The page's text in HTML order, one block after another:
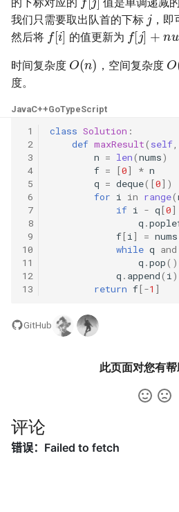
31. 栈的压入、弹出序列
32.2. 从上到下打印二叉树 II
33. 二叉搜索树的后序遍历序
34. 二叉树中和为某一值的路
35. 复杂链表的复制
36. 二叉搜索树与双向链表
37. 序列化二叉树
39. 数组中出现次数超过一半
40. 最小的 k 个数
26. 重排链表
28. 展平多级双向链表
30. 插入、删除和随机访问都
是 O(1) 的容器
31. 最近最少使用缓存
32. 有效的变位词
33. 变位词组
35. 最小时间差
38. 每日温度
4.6. 后继者
4.8. 首个共同祖先
4.9. 二叉搜索树序列
4.10. 检查子树
4.12. 求和路径
5.1. 插入
5.2. 二进制数转字符串
5.3. 翻转数位
5.4. 下一个数
8.2. 迷路的机器人
我们只需要取出队首的下标
j
，即
然后将
f[i]
的值更新为
f[j]+ nu
时间复杂度
O ( n)
，空间复杂度
O
度。
JavaC++GoTypeScript
1
2
3
4
5
6
7
8
9
10
11
12
13
class Solution :
def maxResult( self,
n = len(nums)
f = [0] * n
q = deque([0])
for i in range(
if i - q[0]
q .
f[i] = nums
while q and
q .pop()
q . append( i)
return f[-1 ]
GitHub
此页面对您有帮
评论